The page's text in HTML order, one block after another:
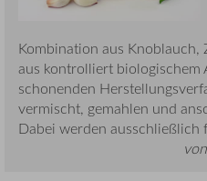
Kombination aus
aus kontrolliert biologischem
schonenden
vermischt, gemahlen und
Dabei werden ausschließlich